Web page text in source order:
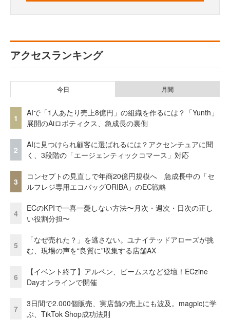
アクセスランキング
今日 月間
1
AIで「1人あたり売上8億円」の組織を作るには？「Yunth」
展開のAiロボティクス、急成長の裏側
2
AIに見つけられ顧客に選ばれるには？アクセンチュアに聞
く、3段階の「エージェンティックコマース」対応
3
コンセプトの見直しで年商20億円規模へ 急成長中の「セ
ルフレジ専用エコバッグORIBA」のEC戦略
4
ECのKPIで一喜一憂しない方法〜月次・週次・日次の正し
い役割分担〜
5
「なぜ売れた？」を逃さない。ユナイテッドアローズが挑
む、現場の声を“良質に”収集する店舗AX
6
【イベント終了】アルペン、ビームスなど登壇！ECzine
Dayオンラインで開催
7
3日間で2.000個販売、実店舗の売上にも波及。magpicに学
ぶ、TikTok Shop成功法則